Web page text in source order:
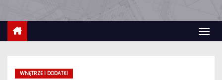
o
WNĘTRZE I DODATKI